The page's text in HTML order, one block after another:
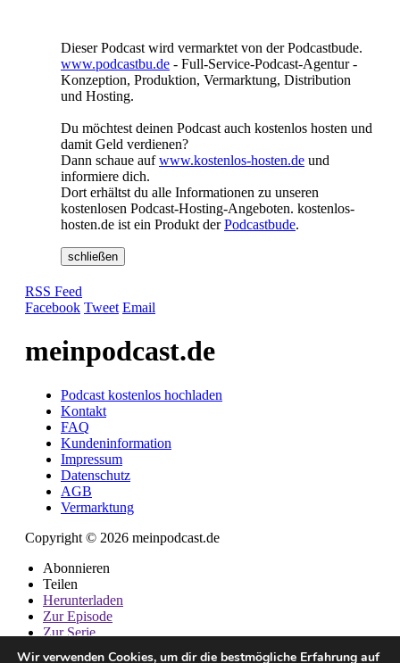
Dieser Podcast wird vermarktet von der Podcastbude.
www.podcastbu.de - Full-Service-Podcast-Agentur -
Konzeption, Produktion, Vermarktung, Distribution
und Hosting.
Du möchtest deinen Podcast auch kostenlos hosten und
damit Geld verdienen?
Dann schaue aufwww.kostenlos-hosten.de und
informiere dich.
Dort erhältst du alle Informationen zu unseren
kostenlosen Podcast-Hosting-Angeboten. kostenlos-
hosten.de ist ein Produkt derPodcastbude.
schließen
RSS Feed
Facebook Tweet Email
meinpodcast.de
Podcast kostenlos hochladen
Kontakt
FAQ
Kundeninformation
Impressum
Datenschutz
AGB
Vermarktung
Copyright © 2026 meinpodcast.de
Abonnieren
Teilen
Herunterladen
Zur Episode
Zur Serie
Wir verwenden Cookies, um dir die bestmögliche Erfahrung auf